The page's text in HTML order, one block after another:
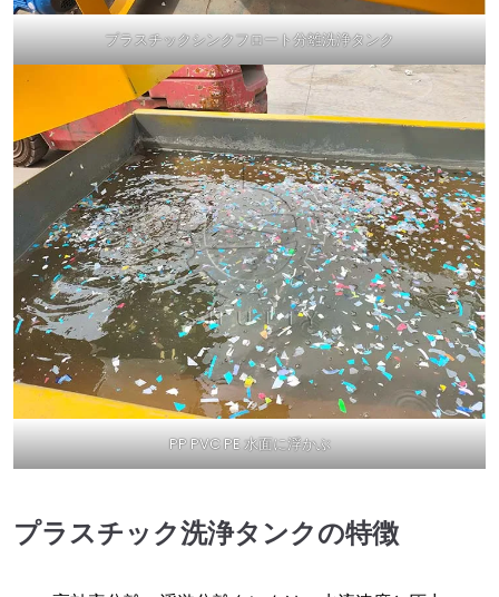
プラスチックシンクフロート分離洗浄タンク
PP PVC PE 水面に浮かぶ
プラスチック洗浄タンクの特徴